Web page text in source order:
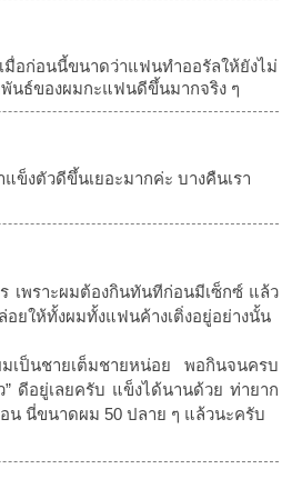
มื่อก่อนนี้ขนาดว่าแฟนทำออรัลให้ยังไม่
นธ์ของผมกะแฟนดีขึ้นมากจริง ๆ
ข็งตัวดีขึ้นเยอะมากค่ะ บางคืนเรา
เพราะผมต้องกินทันทีก่อนมีเซ็กซ์ แล้ว
ยให้ทั้งผมทั้งแฟนค้างเติ่งอยู่อย่างนั้น
เป็นชายเต็มชายหน่อย พอกินจนครบ
ดีอยู่เลยครับ แข็งได้นานด้วย ท่ายาก
น นี่ขนาดผม 50 ปลาย ๆ แล้วนะครับ